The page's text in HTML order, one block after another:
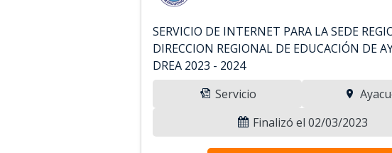
SERVICIO DE INTERNET PARA LA SEDE
DIRECCION REGIONAL DE EDUCACIÓN DE
DREA 2023 - 2024
Servicio
Finalizó el 02/03/2023